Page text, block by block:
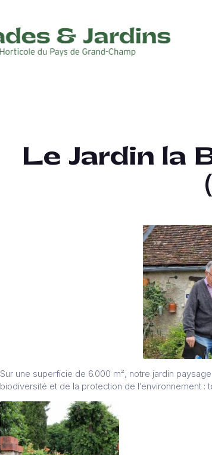
Le Jardin la
Sur une superficie de 6.000 m², notre jardin
biodiversité et de la protection de l’environnement :